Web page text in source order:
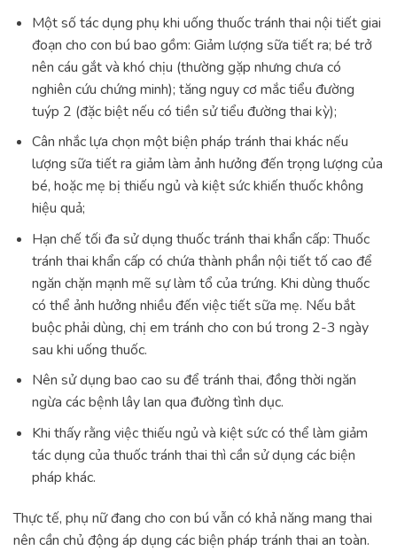
Một số tác dụng phụ khi uống thuốc tránh thai nội tiết giai
đoạn cho con bú bao gồm: Giảm lượng sữa tiết ra; bé trở
nên cáu gắt và khó chịu (thường gặp nhưng chưa có
nghiên cứu chứng minh); tăng nguy cơ mắc tiểu đường
tuýp 2 (đặc biệt nếu có tiền sử tiểu đường thai kỳ);
Cân nhắc lựa chọn một biện pháp tránh thai khác nếu
lượng sữa tiết ra giảm làm ảnh hưởng đến trọng lượng của
bé, hoặc mẹ bị thiếu ngủ và kiệt sức khiến thuốc không
hiệu quả;
Hạn chế tối đa sử dụng thuốc tránh thai khẩn cấp: Thuốc
tránh thai khẩn cấp có chứa thành phần nội tiết tố cao để
ngăn chặn mạnh mẽ sự làm tổ của trứng. Khi dùng thuốc
có thể ảnh hưởng nhiều đến việc tiết sữa mẹ. Nếu bắt
buộc phải dùng, chị em tránh cho con bú trong 2-3 ngày
sau khi uống thuốc.
Nên sử dụng bao cao su để tránh thai, đồng thời ngăn
ngừa các bệnh lây lan qua đường tình dục.
Khi thấy rằng việc thiếu ngủ và kiệt sức có thể làm giảm
tác dụng của thuốc tránh thai thì cần sử dụng các biện
pháp khác.
Thực tế, phụ nữ đang cho con bú vẫn có khả năng mang thai
nên cần chủ động áp dụng các biện pháp tránh thai an toàn.